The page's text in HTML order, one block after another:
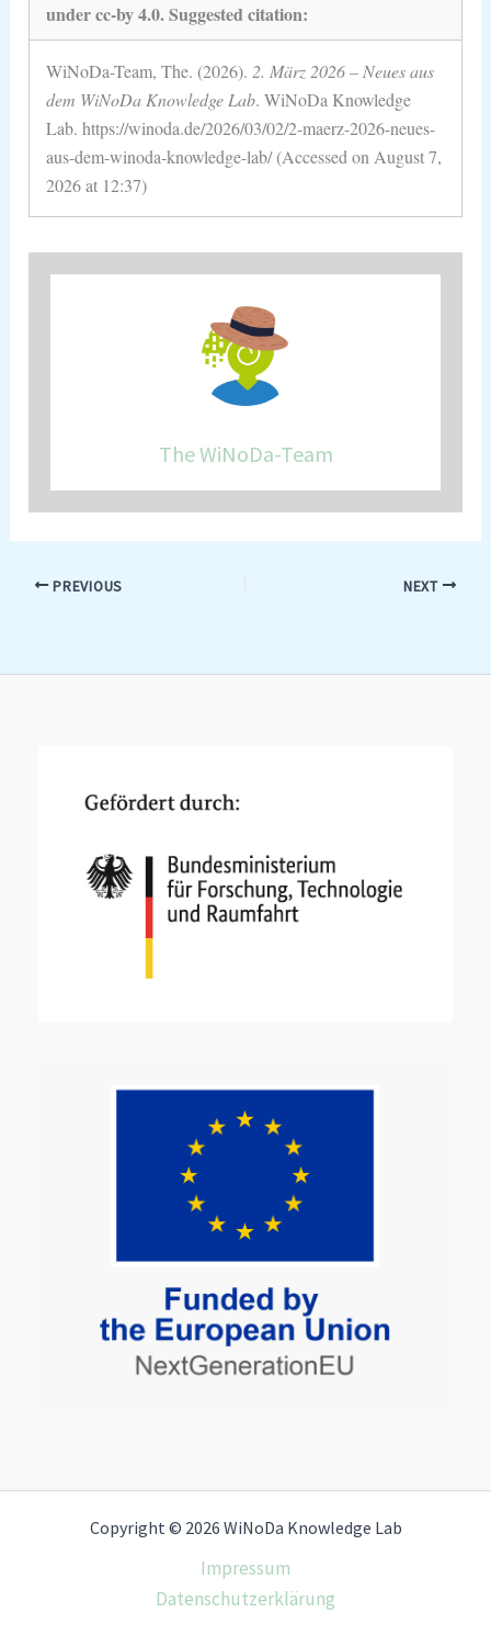
under cc-by 4.0. Suggested citation:
WiNoDa-Team, The. (2026).2. März 2026 – Neues aus
dem WiNoDa Knowledge Lab. WiNoDa Knowledge
Lab. https://winoda.de/2026/03/02/2-maerz-2026-neues-
aus-dem-winoda-knowledge-lab/ (Accessed on August 7,
2026 at 12:37)
The WiNoDa-Team
PREVIOUS NEXT
Copyright © 2026 WiNoDa Knowledge Lab
Impressum
Datenschutzerklärung